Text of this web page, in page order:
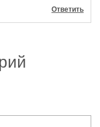
Ответить